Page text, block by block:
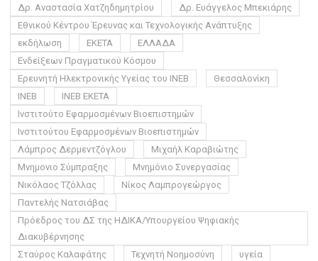
Δρ. Αναστασία Χατζηδημητρίου
Δρ. Ευάγγελος Μπεκιάρης
Εθνικού Κέντρου Έρευνας και Τεχνολογικής Ανάπτυξης
εκδήλωση
ΕΚΕΤΑ
ΕΛΛΑΔΑ
Ενδείξεων Πραγματικού Κόσμου
Ερευνητή Ηλεκτρονικής Υγείας του ΙΝΕΒ
Θεσσαλονίκη
ΙΝΕΒ
ΙΝΕΒ ΕΚΕΤΑ
Ινστιτούτο Εφαρμοσμένων Βιοεπιστημών
Ινστιτούτου Εφαρμοσμένων Βιοεπιστημών
Λάμπρος Δερμεντζόγλου
Μιχαήλ Καραβιώτης
Μνημονιο Σύμπραξης
Μνημόνιο Συνεργασίας
Νικόλαος Τζόλλας
Νίκος Λαμπρογεώργος
Παντελής Νατσιάβας
Πρόεδρος του ΔΣ της ΗΔΙΚΑ/Υπουργείου Ψηφιακής
Διακυβέρνησης
Σταύρος Καλαφάτης
Τεχνητή Νοημοσύνη υγεία